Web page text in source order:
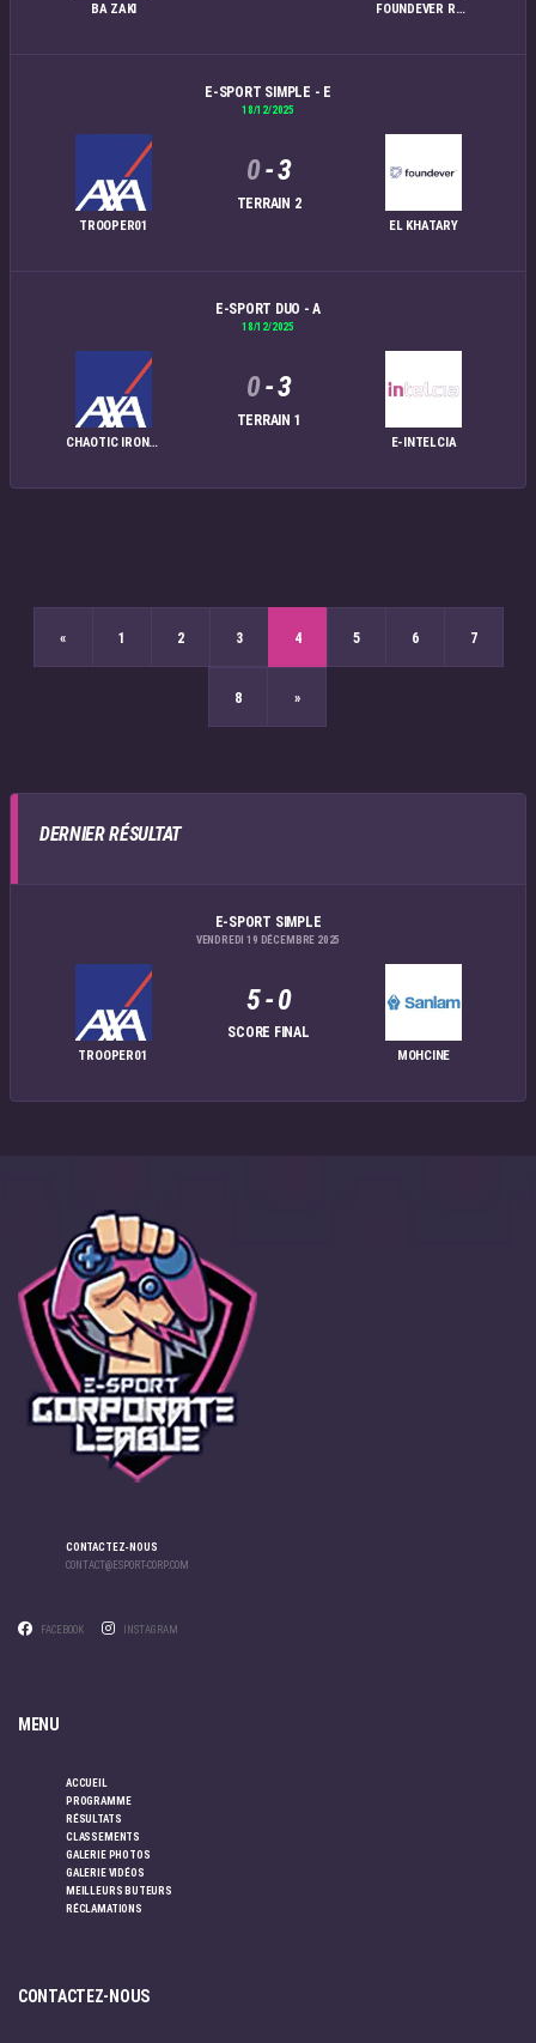
BA ZAKI FOUNDEVER RBATI
E-SPORT SIMPLE - E
18/12/2025
TROOPER01
0-3
TERRAIN 2
EL KHATARY
E-SPORT DUO - A
18/12/2025
CHAOTIC IRONFURY
0-3
TERRAIN 1
E-INTELCIA
« 1 2 3 4 5 6 7
8 »
DERNIER RÉSULTAT
E-SPORT SIMPLE
VENDREDI 19 DÉCEMBRE 2025
TROOPER01
5-0
SCORE FINAL
MOHCINE
CONTACTEZ-NOUS
CONTACT@ESPORT-CORP.COM
FACEBOOK INSTAGRAM
MENU
ACCUEIL
PROGRAMME
RÉSULTATS
CLASSEMENTS
GALERIE PHOTOS
GALERIE VIDÉOS
MEILLEURS BUTEURS
RÉCLAMATIONS
CONTACTEZ-NOUS